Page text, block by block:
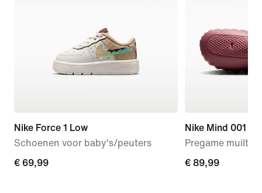
Nike Force 1 Low
Schoenen voor baby's/peuters
€ 69,99
€ 69,99
Nike Mind 001
Pregame
€ 89,99
€ 89,99